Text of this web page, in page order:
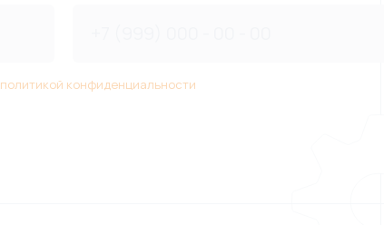
политикой конфиденциальности